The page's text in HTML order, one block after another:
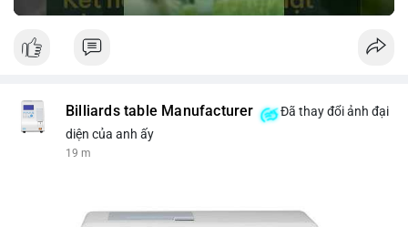
Billiards table Manufacturer
Đã thay đổi ảnh đại
diện của anh ấy
20 m